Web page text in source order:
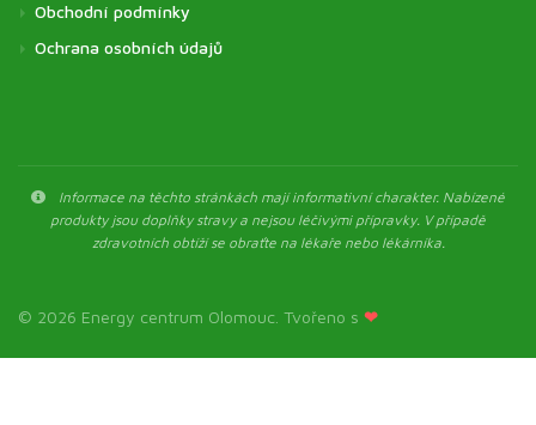
Obchodní podmínky
Ochrana osobních údajů
Informace na těchto stránkách mají informativní charakter. Nabízené
produkty jsou doplňky stravy a nejsou léčivými přípravky. V případě
zdravotních obtíží se obraťte na lékaře nebo lékárníka.
© 2026 Energy centrum Olomouc. Tvořeno s ❤